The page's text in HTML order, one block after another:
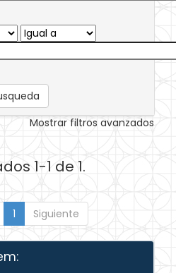
Mostrar filtros avanzados
1-1 de 1.
1 Siguiente